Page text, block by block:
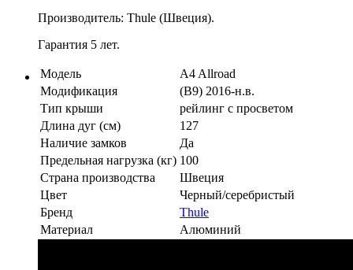
Производитель: Thule (Швеция).
Гарантия 5 лет.
Модель
A4 Allroad
Модификация
(B9) 2016-н.в.
Тип крыши
рейлинг с просветом
Длина дуг (см)
127
Наличие замков
Да
Предельная нагрузка (кг) 100
Страна производства
Швеция
Цвет
Черный/серебристый
Бренд
Thule
Материал
Алюминий